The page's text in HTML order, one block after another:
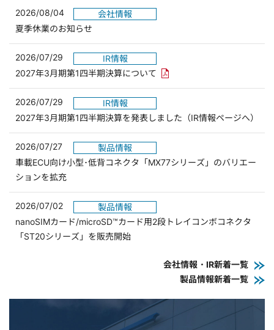
2026/08/04
会社情報
夏季休業のお知らせ
2026/07/29
IR情報
2027年3月期第1四半期決算について PDFリンクを新しいウィンド
2026/07/29
IR情報
2027年3月期第1四半期決算を発表しました（IR情報ページへ）
2026/07/27
製品情報
車載ECU向け小型･低背コネクタ「MX77シリーズ」のバリエー
ションを拡充
2026/07/02
製品情報
nanoSIMカード/microSD™カード用2段トレイコンボコネクタ
「ST20シリーズ」を販売開始
会社情報・IR新着一覧
製品情報新着一覧